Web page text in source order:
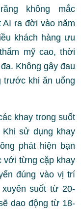
không mắc
ra đời vào năm
khách hàng ưu
mỹ cao, thời
Không gây đau
trước khi ăn uống
khay trong suốt
Khi sử dụng khay
phát hiện bạn
với từng cặp khay
đúng vào vị trí
suốt từ 20-
dao động từ 18-